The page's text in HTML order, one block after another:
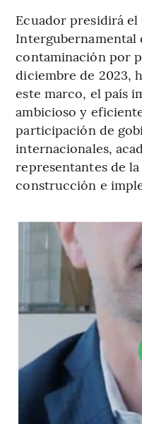
Ecuador presidirá el
Intergubernamental
contaminación por
diciembre de 2023,
este marco, el país
ambicioso y
participación de
internacionales,
representantes de
construcción e